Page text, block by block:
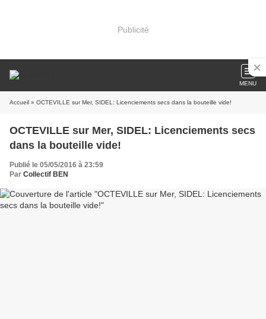
Publicité
MENU
Accueil » OCTEVILLE sur Mer, SIDEL: Licenciements secs dans la bouteille vide!
OCTEVILLE sur Mer, SIDEL: Licenciements secs
dans la bouteille vide!
Publié le 05/05/2016 à 23:59
Par Collectif BEN